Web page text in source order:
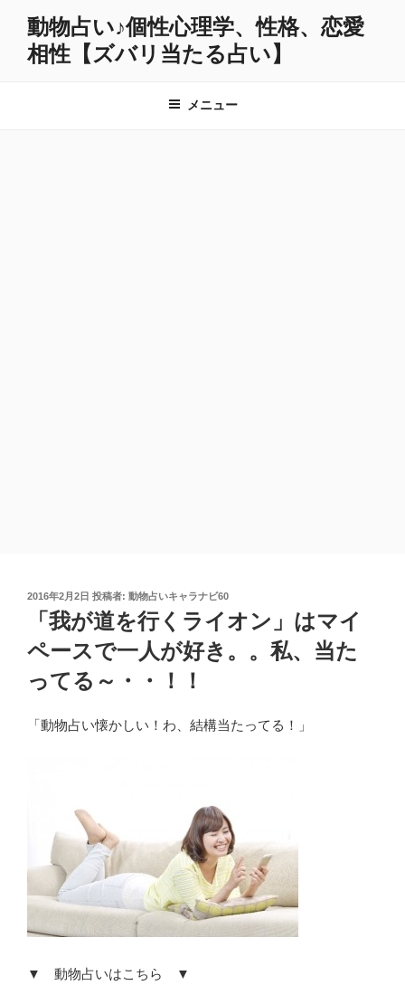
動物占い♪個性心理学、性格、恋愛
相性【ズバリ当たる占い】
メニュー
投
2016年2月2日 投稿者: 動物占いキャラナビ60
「我が道を行くライオン」はマイ
ペースで一人が好き。。私、当た
ってる～・・！！
「動物占い懐かしい！わ、結構当たってる！」
▼ 動物占いはこちら ▼